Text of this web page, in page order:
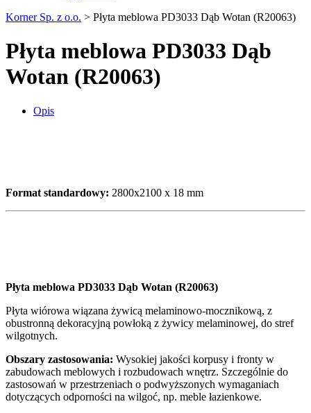
Korner Sp. z o.o. > Płyta meblowa PD3033 Dąb Wotan (R20063)
Płyta meblowa PD3033 Dąb
Wotan (R20063)
Opis
Format standardowy: 2800x2100 x 18 mm
Płyta meblowa PD3033 Dąb Wotan (R20063)
Płyta wiórowa wiązana żywicą melaminowo-mocznikową, z
obustronną dekoracyjną powłoką z żywicy melaminowej, do stref
wilgotnych.
Obszary zastosowania: Wysokiej jakości korpusy i fronty w
zabudowach meblowych i rozbudowach wnętrz. Szczególnie do
zastosowań w przestrzeniach o podwyższonych wymaganiach
dotyczących odporności na wilgoć, np. meble łazienkowe.